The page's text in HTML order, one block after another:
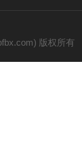
版权所